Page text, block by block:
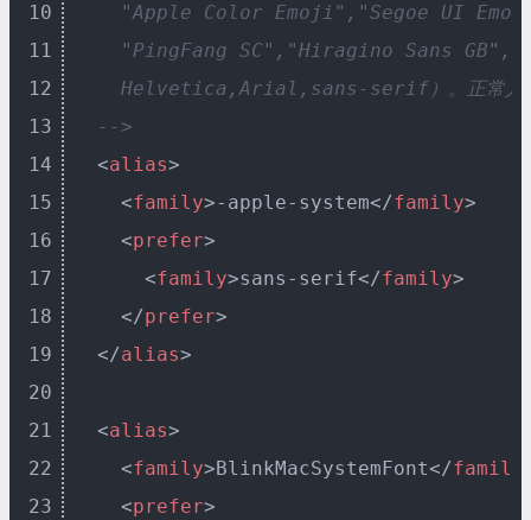
10
11
12
13
14
15
16
17
18
19
20
21
22
23
"Apple Color Emoji","Segoe UI
"PingFang SC","Hiragino Sans
Helvetica,Arial,sans-serif）。正常人
  -->
<alias>
<family>-apple-system</family>
<prefer>
<family>sans-serif</family>
</prefer>
</alias>
<alias>
<family> BlinkMacSystemFont</family
<prefer>